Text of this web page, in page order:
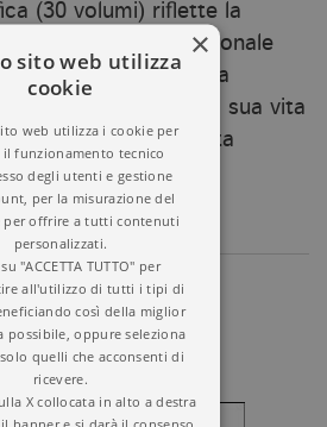
(30 volumi) riflette la
dall’analisi funzionale
fisica matematica alla
Negli ultimi anni della sua vita
filosofia della scienza
×
sito web utilizza
cookie
web utilizza i cookie per
il funzionamento tecnico
degli utenti e gestione
per la misurazione del
per offrire a tutti contenuti
personalizzati.
"ACCETTA TUTTO" per
all'utilizzo di tutti i tipi di
così della miglior
possibile, oppure seleziona
quelli che acconsenti di
ricevere.
X collocata in alto a destra
banner e si darà il consenso